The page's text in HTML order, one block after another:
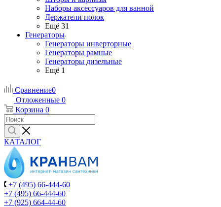
Наборы аксессуаров для ванной
Держатели полок
Ещё 31
Генераторы
Генераторы инверторные
Генераторы рамные
Генераторы дизельные
Ещё 1
Сравнение0
Отложенные 0
Корзина 0
КАТАЛОГ
+7 (495) 66-444-60
+7 (495) 66-444-60
+7 (925) 664-44-60